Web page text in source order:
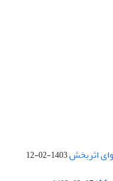
اثربخش1403-02-12